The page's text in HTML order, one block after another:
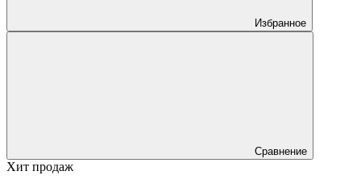
Избранное
Сравнение
Хит продаж